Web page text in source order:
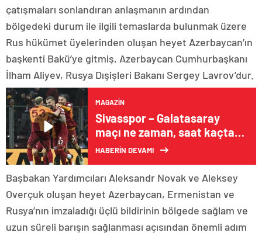
çatışmaları sonlandıran anlaşmanın ardından
bölgedeki durum ile ilgili temaslarda bulunmak üzere
Rus hükümet üyelerinden oluşan heyet Azerbaycan’ın
başkenti Bakü’ye gitmiş, Azerbaycan Cumhurbaşkanı
İlham Aliyev, Rusya Dışişleri Bakanı Sergey Lavrov’dur.
MAGAZIN
Sivasspor – Galatasaray
maçı ne zaman, saat kaçta,
hangi kanalda?
HABERİN DEVAMI
Başbakan Yardımcıları Aleksandr Novak ve Aleksey
Overçuk oluşan heyet Azerbaycan, Ermenistan ve
Rusya’nın imzaladığı üçlü bildirinin bölgede sağlam ve
uzun süreli barışın sağlanması açısından önemli adım